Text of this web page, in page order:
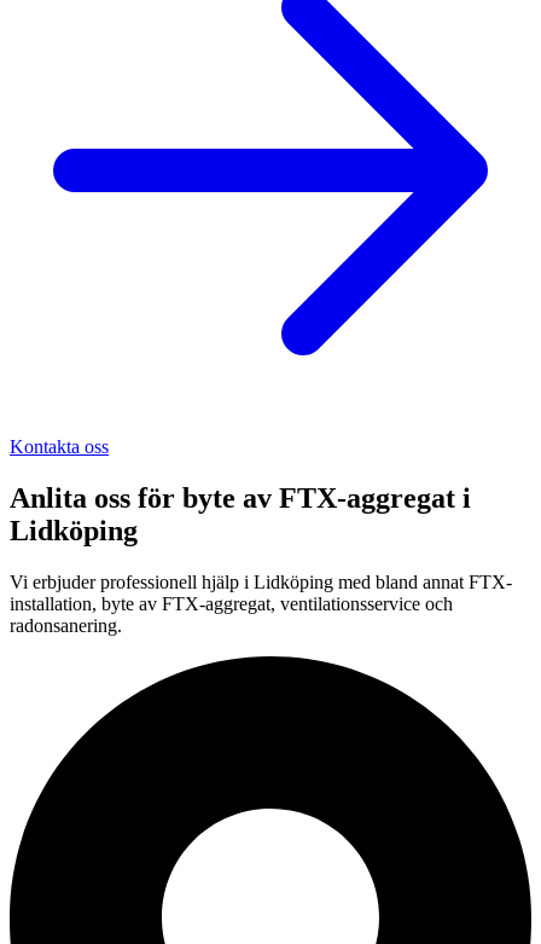
Kontakta oss
Anlita oss för byte av FTX-aggregat i
Lidköping
Vi erbjuder professionell hjälp i Lidköping med bland annat FTX-
installation, byte av FTX-aggregat, ventilationsservice och
radonsanering.